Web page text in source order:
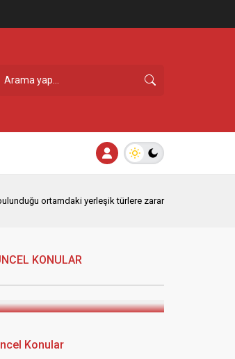
ortamdaki yerleşik türlere zarar
KONULAR
konseri
Konular